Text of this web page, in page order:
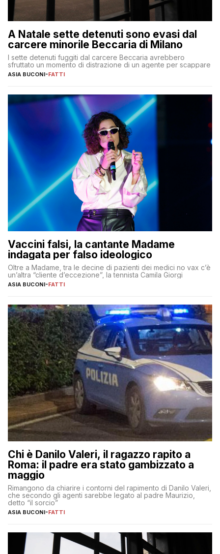
A Natale sette detenuti sono evasi dal
carcere minorile Beccaria di Milano
I sette detenuti fuggiti dal carcere Beccaria avrebbero
sfruttato un momento di distrazione di un agente per scappare
ASIA BUCONI-FATTI
Vaccini falsi, la cantante Madame
indagata per falso ideologico
Oltre a Madame, tra le decine di pazienti dei medici no vax c’è
un’altra “cliente d’eccezione”, la tennista Camila Giorgi
ASIA BUCONI-FATTI
Chi è Danilo Valeri, il ragazzo rapito a
Roma: il padre era stato gambizzato a
maggio
Rimangono da chiarire i contorni del rapimento di Danilo Valeri,
che secondo gli agenti sarebbe legato al padre Maurizio,
detto “il sorcio”
ASIA BUCONI-FATTI